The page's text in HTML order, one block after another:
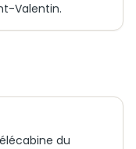
Valentin.
du